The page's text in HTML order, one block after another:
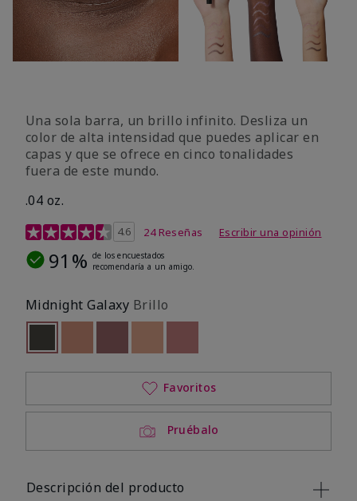
Una sola barra, un brillo infinito. Desliza un
color de alta intensidad que puedes aplicar en
capas y que se ofrece en cinco tonalidades
fuera de este mundo.
.04 oz.
Calificación de clientes de 4,3 de 5
4.6 24 Reseñas Escribir una opinión
91% de los encuestados
recomendaría a un amigo.
Midnight Galaxy Brillo
seleccionado
Out of stock
Pruébalo
Favoritos
Descripción del producto